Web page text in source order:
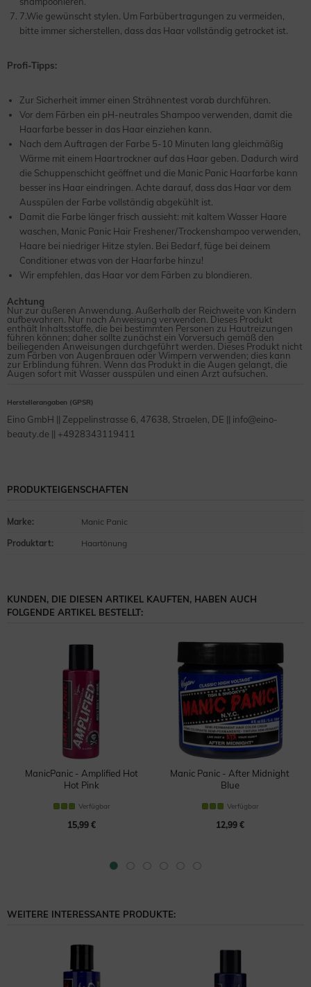
7.Wie gewünscht stylen. Um Farbübertragungen zu vermeiden,
bitte immer sicherstellen, dass das Haar vollständig getrocket ist.
Profi-Tipps:
Zur Sicherheit immer einen Strähnentest vorab durchführen.
Vor dem Färben ein pH-neutrales Shampoo verwenden, damit die
Haarfarbe besser in das Haar einziehen kann.
Nach dem Auftragen der Farbe 5-10 Minuten lang gleichmäßig
Wärme mit einem Haartrockner auf das Haar geben. Dadurch wird
die Schuppenschicht geöffnet und die Manic Panic Haarfarbe kann
besser ins Haar eindringen. Achte darauf, dass das Haar vor dem
Ausspülen der Farbe vollständig abgekühlt ist.
Damit die Farbe länger frisch aussieht: mit kaltem Wasser Haare
waschen, Manic Panic Hair Freshener/Trockenshampoo verwenden,
Haare bei niedriger Hitze stylen. Bei Bedarf, füge bei deinem
Conditioner etwas von der Haarfarbe hinzu!
Wir empfehlen, das Haar vor dem Färben zu blondieren.
Achtung
Nur zur äußeren Anwendung. Außerhalb der Reichweite von Kindern
aufbewahren. Nur nach Anweisung verwenden. Dieses Produkt
enthält Inhaltsstoffe, die bei bestimmten Personen zu Hautreizungen
führen können; daher sollte zunächst ein Vorversuch gemäß den
beiliegenden Anweisungen durchgeführt werden. Dieses Produkt nicht
zum Färben von Augenbrauen oder Wimpern verwenden; dies kann
zur Erblindung führen. Wenn das Produkt in die Augen gelangt, die
Augen sofort mit Wasser ausspülen und einen Arzt aufsuchen.
Herstellerangaben (GPSR)
Eino GmbH || Zeppelinstrasse 6, 47638, Straelen, DE || info@eino-
beauty.de || +4928343119411
PRODUKTEIGENSCHAFTEN
Marke: Manic Panic
Produktart: Haartönung
KUNDEN, DIE DIESEN ARTIKEL KAUFTEN, HABEN AUCH
FOLGENDE ARTIKEL BESTELLT:
ManicPanic - Amplified Hot
Hot Pink
Verfügbar
15,99 €
Manic Panic - After Midnight
Blue
Verfügbar
12,99 €
WEITERE INTERESSANTE PRODUKTE: